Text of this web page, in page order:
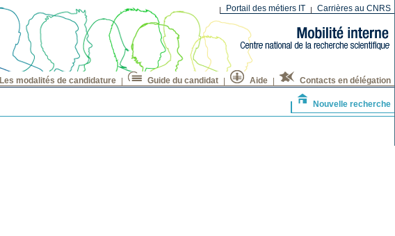
Portail des métiers IT Carrières au CNRS
Les modalités de candidature Guide du candidat Aide Contacts en délégation
Nouvelle recherche